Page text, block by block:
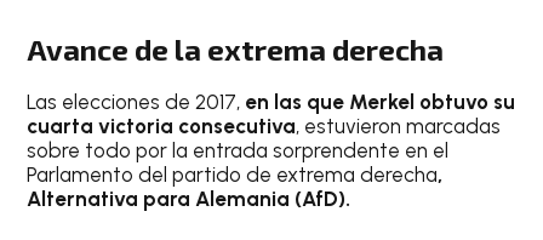
Avance de la extrema derecha
Las elecciones de 2017, en las que Merkel obtuvo su
cuarta victoria consecutiva, estuvieron marcadas
sobre todo por la entrada sorprendente en el
Parlamento del partido de extrema derecha,
Alternativa para Alemania (AfD).